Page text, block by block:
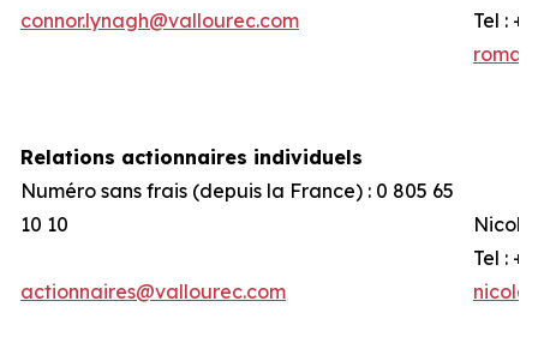
connor.lynagh@vallourec.com
Tel :
Relations actionnaires individuels
Numéro sans frais (depuis la France) : 0 805 65
10 10
actionnaires@vallourec.com
Tel :